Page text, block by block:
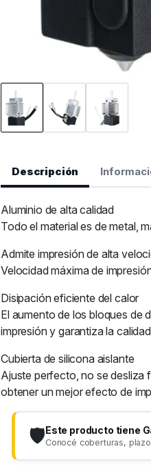
Descripción
Aluminio de alta calidad
Todo el material es de metal,
Admite impresión de alta
Velocidad máxima de
Disipación eficiente del calor
El aumento de los bloques de
impresión y garantiza la
Cubierta de silicona aislante
Ajuste perfecto, no se desliza
obtener un mejor efecto de
🛡️Este producto tiene
Conocé coberturas,